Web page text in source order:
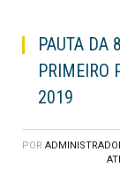
PAUTA DA
PRIMEIRO
2019
POR